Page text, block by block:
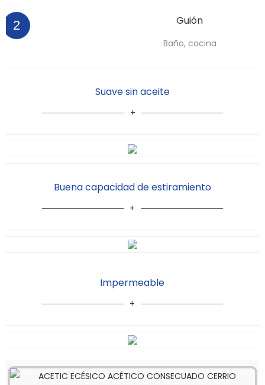
2 Guión
Baño, cocina
Suave sin aceite
Impermeable
Buena capacidad de estiramiento